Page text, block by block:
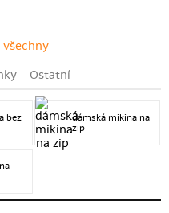
Ostatní
bez
dámská mikina na
zip